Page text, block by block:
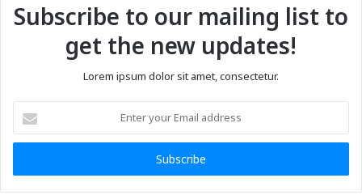
Subscribe to our mailing list to
get the new updates!
Lorem ipsum dolor sit amet, consectetur.
your
Email